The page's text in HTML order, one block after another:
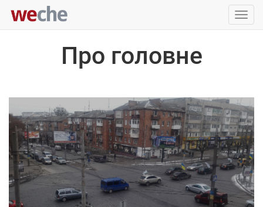
Про головне